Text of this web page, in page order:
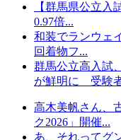
【群馬県公立
0.97倍...
和装でランウェ
回着物フ...
群馬公立高入試
が鮮明に 受験
高木美帆さん、
ク2026」開催...
あ、それってグ